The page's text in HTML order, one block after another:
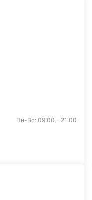
Пн-Вс: 09:00 - 21:00